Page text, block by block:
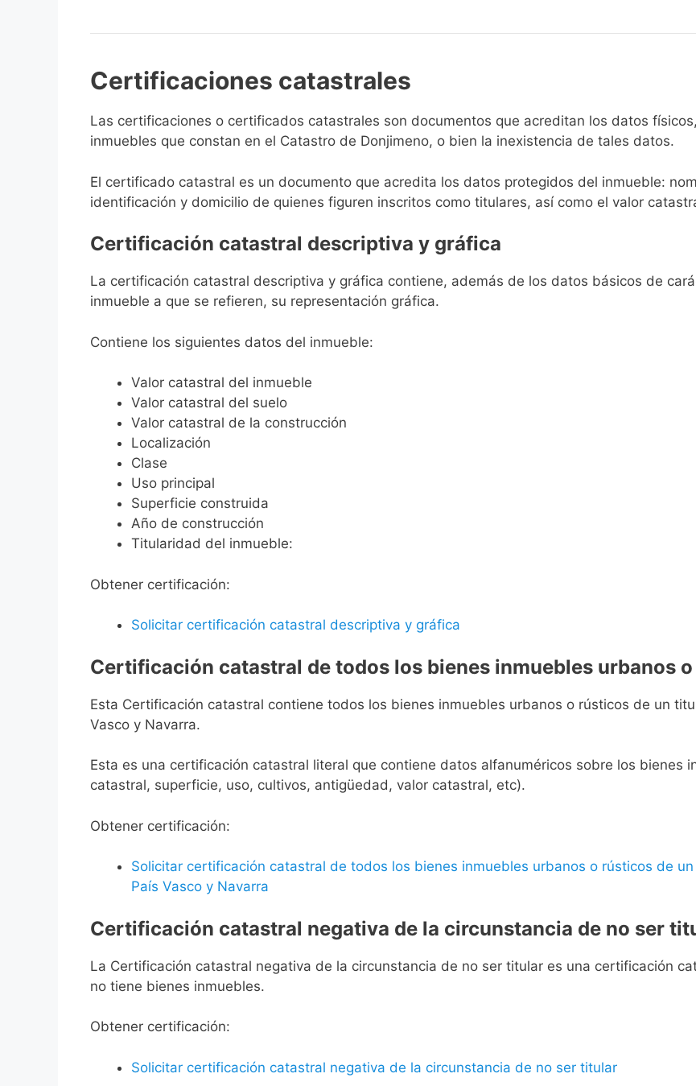
Certificaciones catastrales
Las certificaciones o certificados catastrales son documentos que acreditan los datos
inmuebles que constan en el Catastro de Donjimeno, o bien la inexistencia de tales datos.
El certificado catastral es un documento que acredita los datos protegidos del inmueble:
identificación y domicilio de quienes figuren inscritos como titulares, así como el valor
Certificación catastral descriptiva y gráfica
La certificación catastral descriptiva y gráfica contiene, además de los datos básicos de
inmueble a que se refieren, su representación gráfica.
Contiene los siguientes datos del inmueble:
Valor catastral del inmueble
Valor catastral del suelo
Valor catastral de la construcción
Localización
Clase
Uso principal
Superficie construida
Año de construcción
Titularidad del inmueble:
Obtener certificación:
Solicitar certificación catastral descriptiva y gráfica
Certificación catastral de todos los bienes inmuebles urbanos
Esta Certificación catastral contiene todos los bienes inmuebles urbanos o rústicos de un
Vasco y Navarra.
Esta es una certificación catastral literal que contiene datos alfanuméricos sobre los bienes
catastral, superficie, uso, cultivos, antigüedad, valor catastral, etc).
Obtener certificación:
Solicitar certificación catastral de todos los bienes inmuebles urbanos o rústicos de
País Vasco y Navarra
Certificación catastral negativa de la circunstancia de no ser
La Certificación catastral negativa de la circunstancia de no ser titular es una certificación
no tiene bienes inmuebles.
Obtener certificación:
Solicitar certificación catastral negativa de la circunstancia de no ser titular